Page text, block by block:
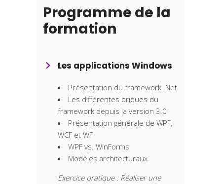
Programme de la
formation
Les applications Windows
Présentation du framework .Net
Les différentes briques du
framework depuis la version 3.0
Présentation générale de WPF,
WCF et WF
WPF vs. WinForms
Modèles architecturaux
Exercice pratique : Réaliser une